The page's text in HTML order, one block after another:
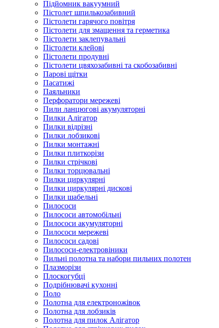
Підйомник вакуумний
Пістолет шпилькозабивний
Пістолети гарячого повітря
Пістолети для змащення та герметика
Пістолети заклепувальні
Пістолети клейові
Пістолети продувні
Пістолети цвяхозабивні та скобозабивні
Парові щітки
Пасатижі
Паяльники
Перфоратори мережеві
Пили ланцюгові акумуляторні
Пилки Алігатор
Пилки відрізні
Пилки лобзикові
Пилки монтажні
Пилки плиткорізи
Пилки стрічкові
Пилки торцювальні
Пилки циркулярні
Пилки циркулярні дискові
Пилки шабельні
Пилососи
Пилососи автомобільні
Пилососи акумуляторні
Пилососи мережеві
Пилососи садові
Пилососи-електровіники
Пильні полотна та набори пильних полотен
Плазморізи
Плоскогубці
Подрібнювачі кухонні
Поло
Полотна для електроножівок
Полотна для лобзиків
Полотна для пилок Алігатор